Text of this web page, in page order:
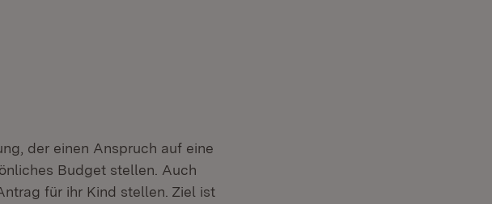
der einen Anspruch auf eine
Budget stellen. Auch
für ihr Kind stellen. Ziel ist